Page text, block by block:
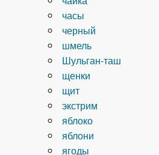
часы
черный
шмель
Шульган-таш
щенки
щит
экстрим
яблоко
яблони
ягоды